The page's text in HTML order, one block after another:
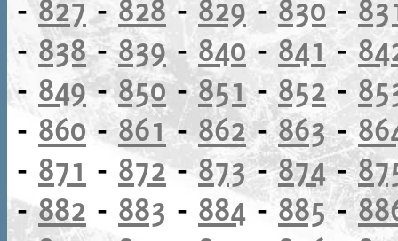
-827-828 - 829 - 830 -
- 838-839-840 - 841 -
- 849-850-851- 852-
- 860 -861- 862-863-
- 871 - 872-873-874-
-882 - 883 - 884- 885-